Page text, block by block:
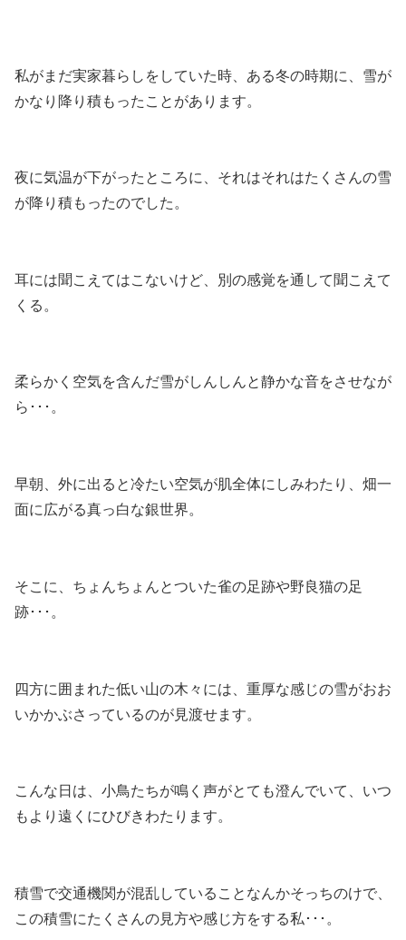
私がまだ実家暮らしをしていた時、ある冬の時期に、雪が
かなり降り積もったことがあります。
夜に気温が下がったところに、それはそれはたくさんの雪
が降り積もったのでした。
耳には聞こえてはこないけど、別の感覚を通して聞こえて
くる。
柔らかく空気を含んだ雪がしんしんと静かな音をさせなが
ら･･･。
早朝、外に出ると冷たい空気が肌全体にしみわたり、畑一
面に広がる真っ白な銀世界。
そこに、ちょんちょんとついた雀の足跡や野良猫の足
跡･･･。
四方に囲まれた低い山の木々には、重厚な感じの雪がおお
いかかぶさっているのが見渡せます。
こんな日は、小鳥たちが鳴く声がとても澄んでいて、いつ
もより遠くにひびきわたります。
積雪で交通機関が混乱していることなんかそっちのけで、
この積雪にたくさんの見方や感じ方をする私･･･。